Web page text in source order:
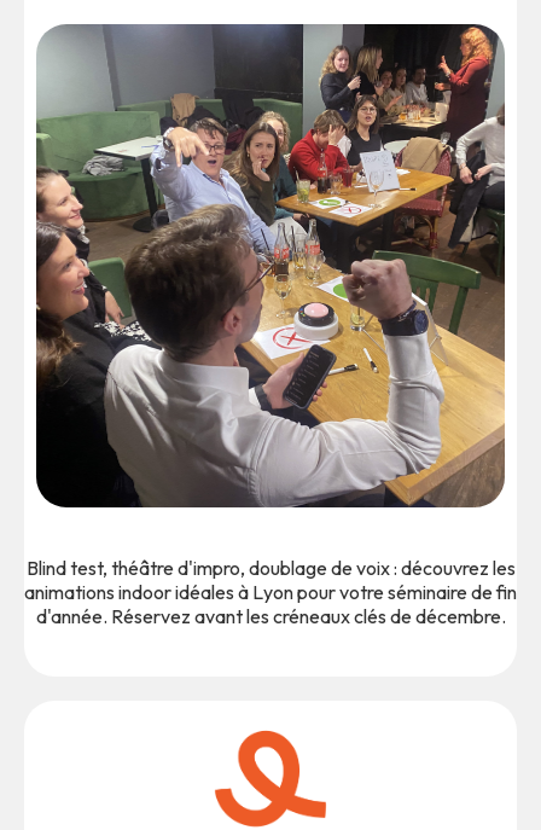
Blind test, théâtre d'impro, doublage de voix : découvrez les
animations indoor idéales à Lyon pour votre séminaire de fin
d'année. Réservez avant les créneaux clés de décembre.